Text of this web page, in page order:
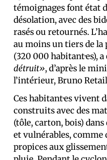
témoignages font état
désolation, avec des
rasés ou retournés.
au moins un tiers de
(320 000 habitant·es), a
détruit», d’après le
l’intérieur, Bruno
Ces habitant·es vivent
construits avec des
(tôle, carton, bois) dans
et vulnérables, comme
propices aux